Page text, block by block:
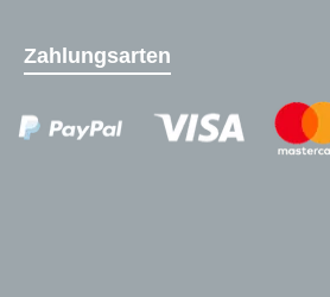
Zahlungsarten
Zahlungsanbieter